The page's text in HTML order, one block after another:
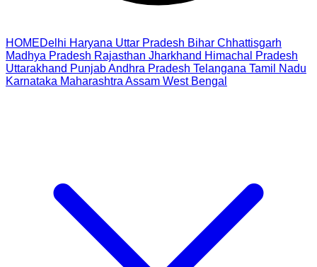
HOMEDelhi Haryana Uttar Pradesh Bihar Chhattisgarh
Madhya Pradesh Rajasthan Jharkhand Himachal Pradesh
Uttarakhand PunjabAndhra Pradesh Telangana Tamil Nadu
Karnataka Maharashtra Assam West Bengal